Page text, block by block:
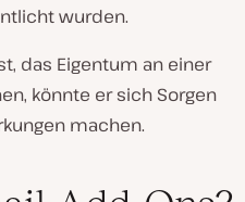
wurden.
das Eigentum an einer
könnte er sich Sorgen
machen.